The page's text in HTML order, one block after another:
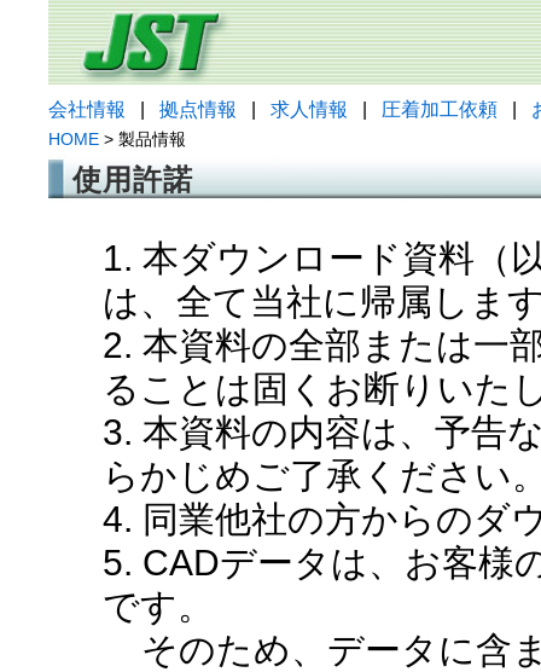
会社情報 拠点情報 求人情報 圧着加工依頼
HOME > 製品情報
使用許諾
1. 本ダウンロード資料（
は、全て当社に帰属しま
2. 本資料の全部または一
ることは固くお断りいた
3. 本資料の内容は、予告
らかじめご了承ください
4. 同業他社の方からのダ
5. CADデータは、お客様
です。
そのため、データに含